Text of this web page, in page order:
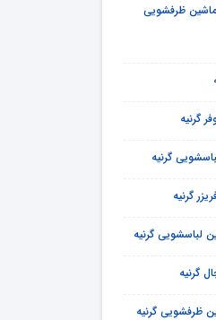
ظرفشویی
گرنیه
گرنیه
گرنیه
لباسشویی گرنیه
گرنیه
ظرفشویی گرنیه